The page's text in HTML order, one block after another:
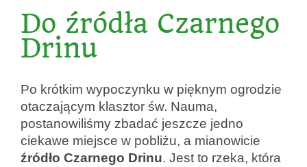
Do źródła Czarnego
Drinu
Po krótkim wypoczynku w pięknym ogrodzie
otaczającym klasztor św. Nauma,
postanowiliśmy zbadać jeszcze jedno
ciekawe miejsce w pobliżu, a mianowicie
źródło Czarnego Drinu. Jest to rzeka, która